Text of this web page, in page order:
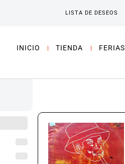
LISTA DE DESEOS
INICIO TIENDA FERIAS